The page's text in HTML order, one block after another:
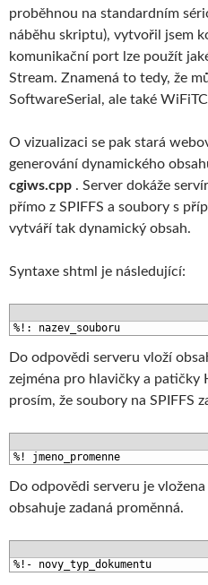
proběhnou na standardním
náběhu skriptu), vytvořil jsem
komunikační port lze použít
Stream. Znamená to tedy, že
SoftwareSerial, ale také
O vizualizaci se pak stará
generování dynamického
cgiws.cpp . Server dokáže
přímo z SPIFFS a soubory s
vytváří tak dynamický obsah.
Syntaxe shtml je následující:
%!: nazev_souboru
Do odpovědi serveru vloží
zejména pro hlavičky a patičky
prosím, že soubory na SPIFFS
%! jmeno_promenne
Do odpovědi serveru je
obsahuje zadaná proměnná.
%!- novy_typ_dokumentu